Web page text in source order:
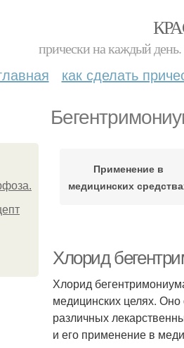
прически на каждый день.
как сделать
Применение в
медицинских
Хлорид
Хлорид
медицинских целях.
различных
и его применение в